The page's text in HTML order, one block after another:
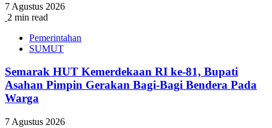
7 Agustus 2026
2 min read
Pemerintahan
SUMUT
Semarak HUT Kemerdekaan RI ke-81, Bupati
Asahan Pimpin Gerakan Bagi-Bagi Bendera Pada
Warga
7 Agustus 2026